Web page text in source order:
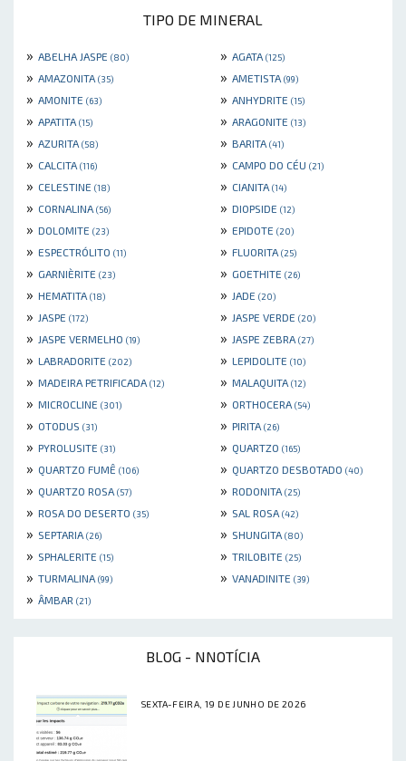
TIPO DE MINERAL
» ABELHA JASPE (80) » AGATA (125)
» AMAZONITA (35) » AMETISTA (99)
» AMONITE (63) » ANHYDRITE (15)
» APATITA (15) » ARAGONITE (13)
» AZURITA (58) » BARITA (41)
» CALCITA (116) » CAMPO DO CÉU (21)
» CELESTINE (18) » CIANITA (14)
» CORNALINA (56) » DIOPSIDE (12)
» DOLOMITE (23) » EPIDOTE (20)
» ESPECTRÓLITO (11) » FLUORITA (25)
» GARNIÈRITE (23) » GOETHITE (26)
» HEMATITA (18) » JADE (20)
» JASPE (172) » JASPE VERDE (20)
» JASPE VERMELHO (19) » JASPE ZEBRA (27)
» LABRADORITE (202) » LEPIDOLITE (10)
» MADEIRA PETRIFICADA (12) » MALAQUITA (12)
» MICROCLINE (301) » ORTHOCERA (54)
» OTODUS (31) » PIRITA (26)
» PYROLUSITE (31) » QUARTZO (165)
» QUARTZO FUMÊ (106) » QUARTZO DESBOTADO (40)
» QUARTZO ROSA (57) » RODONITA (25)
» ROSA DO DESERTO (35) » SAL ROSA (42)
» SEPTARIA (26) » SHUNGITA (80)
» SPHALERITE (15) » TRILOBITE (25)
» TURMALINA (99) » VANADINITE (39)
» ÂMBAR (21)
BLOG - NNOTÍCIA
SEXTA-FEIRA, 19 DE JUNHO DE 2026